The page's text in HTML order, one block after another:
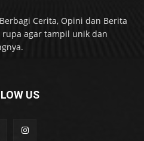
Cerita, Opini dan Berita
rupa agar tampil unik dan
US